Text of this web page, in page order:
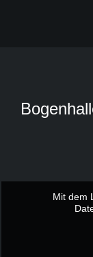
Mit dem